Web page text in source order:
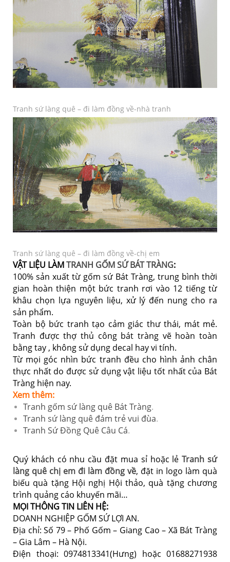
Tranh sứ làng quê – đi làm đồng về-nhà tranh
Tranh sứ làng quê – đi làm đồng về-chị em
VẬT LIỆU LÀMTRANH GỐM SỨ BÁT TRÀNG:
100% sản xuất từ gốm sứ Bát Tràng, trung bình thời
gian hoàn thiện một bức tranh rơi vào 12 tiếng từ
khâu chọn lựa nguyên liệu, xử lý đến nung cho ra
sản phẩm.
Toàn bộ bức tranh tạo cảm giác thư thái, mát mẻ.
Tranh được thợ thủ công bát tràng vẽ hoàn toàn
bằng tay , không sử dụng decal hay vi tính.
Từ mọi góc nhìn bức tranh đều cho hình ảnh chân
thực nhất do được sử dụng vật liệu tốt nhất của Bát
Tràng hiện nay.
Xem thêm:
Tranh gốm sứ làng quê Bát Tràng.
Tranh sứ làng quê đám trẻ vui đùa.
Tranh Sứ Đồng Quê Câu Cá.
Quý khách có nhu cầu đặt mua sỉ hoặc lẻTranh sứ
làng quê chị em đi làm đồng về, đặt in logo làm quà
biếu quà tặng Hội nghị Hội thảo, quà tặng chương
trình quảng cáo khuyến mãi…
MỌI THÔNG TIN LIÊN HỆ:
DOANH NGHIỆP GỐM SỨ LỢI AN.
Địa chỉ: Số 79 – Phố Gốm – Giang Cao – Xã Bát Tràng
– Gia Lâm – Hà Nội.
Điện thoại: 0974813341(Hưng) hoặc 01688271938